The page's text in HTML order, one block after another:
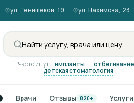
ул. Тенишевой, 19 ул. Нахимова, 23
Часто ищут: импланты · отбеливание
детская стоматология
Врачи Отзывы 820+ Услуги